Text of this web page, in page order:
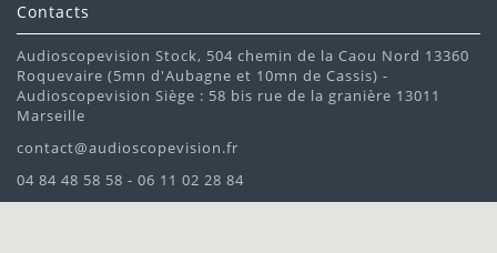
Contacts
Audioscopevision Stock, 504 chemin de la Caou Nord 13360
Roquevaire (5mn d'Aubagne et 10mn de Cassis) -
Audioscopevision Siège : 58 bis rue de la granière 13011
Marseille
contact@audioscopevision.fr
04 84 48 58 58 - 06 11 02 28 84